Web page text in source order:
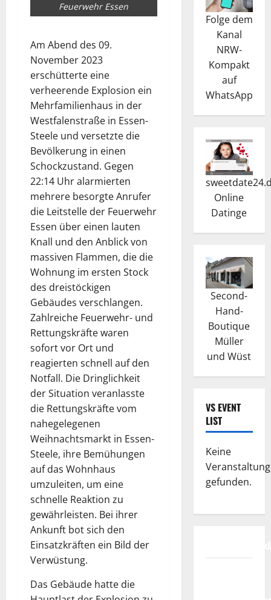
Feuerwehr Essen
Am Abend des 09.
November 2023
erschütterte eine
verheerende Explosion ein
Mehrfamilienhaus in der
Westfalenstraße in Essen-
Steele und versetzte die
Bevölkerung in einen
Schockzustand. Gegen
22:14 Uhr alarmierten
mehrere besorgte Anrufer
die Leitstelle der Feuerwehr
Essen über einen lauten
Knall und den Anblick von
massiven Flammen, die die
Wohnung im ersten Stock
des dreistöckigen
Gebäudes verschlangen.
Zahlreiche Feuerwehr- und
Rettungskräfte waren
sofort vor Ort und
reagierten schnell auf den
Notfall. Die Dringlichkeit
der Situation veranlasste
die Rettungskräfte vom
nahegelegenen
Weihnachtsmarkt in Essen-
Steele, ihre Bemühungen
auf das Wohnhaus
umzuleiten, um eine
schnelle Reaktion zu
gewährleisten. Bei ihrer
Ankunft bot sich den
Einsatzkräften ein Bild der
Verwüstung.
Das Gebäude hatte die
Folge dem
Kanal
NRW-
Kompakt
auf
WhatsApp
Online
Datinge
Second-
Hand-
Boutique
Müller
und Wüst
VS EVENT
LIST
Keine
gefunden.